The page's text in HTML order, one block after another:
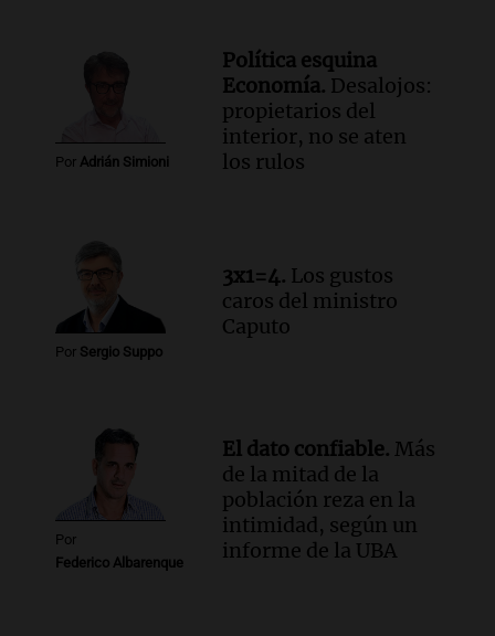
Audio. La inflación en Buenos Aires se
acelera con un 2,9% en julio, según
datos preliminares
Panorama Federal
Episodios
perimetral sobre Candela Arizaga
Panorama Federal
Episodios
Por Adrián Simioni
Política esquina
Economía. Desalojos:
propietarios del
interior, no se aten
los rulos
Por Sergio Suppo
3x1=4. Los gustos
caros del ministro
Caputo
Por
Federico Albarenque
El dato confiable. Más
de la mitad de la
población reza en la
intimidad, según un
informe de la UBA